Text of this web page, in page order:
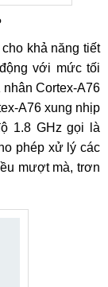
khả năng tiết
với mức tối
Cortex-A76
A76 xung nhịp
1.8 GHz gọi là
phép xử lý các
mượt mà, trơn